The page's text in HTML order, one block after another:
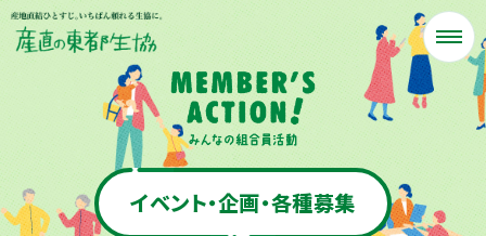
イベント・企画・各種募集